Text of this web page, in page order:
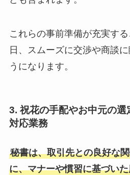
これらの事前準備が充実す
日、スムーズに交渉や商談
うになります。
3. 祝花の手配やお中元の
対応業務
秘書は、取引先との良好な
に、マナーや慣習に基づい